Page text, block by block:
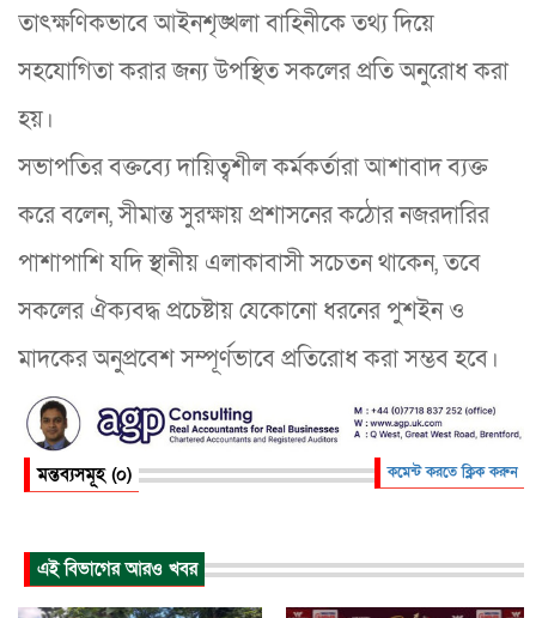
তাৎক্ষণিকভাবে আইনশৃঙ্খলা বাহিনীকে তথ্য দিয়ে
সহযোগিতা করার জন্য উপস্থিত সকলের প্রতি অনুরোধ করা
হয়।
​সভাপতির বক্তব্যে দায়িত্বশীল কর্মকর্তারা আশাবাদ ব্যক্ত
করে বলেন, সীমান্ত সুরক্ষায় প্রশাসনের কঠোর নজরদারির
পাশাপাশি যদি স্থানীয় এলাকাবাসী সচেতন থাকেন, তবে
সকলের ঐক্যবদ্ধ প্রচেষ্টায় যেকোনো ধরনের পুশইন ও
মাদকের অনুপ্রবেশ সম্পূর্ণভাবে প্রতিরোধ করা সম্ভব হবে।
মন্তব্যসমূহ (০) কমেন্ট করতে ক্লিক করুন
এই বিভাগের আরও খবর